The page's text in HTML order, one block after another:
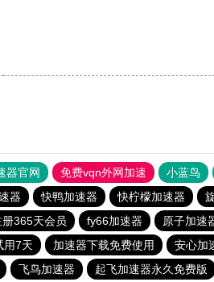
器官网 免费vqn外网加速 小蓝鸟
器 快鸭加速器 快柠檬加速器
365天会员 fy66加速器 原子加速
用7天 加速器下载免费使用 安心加
飞鸟加速器 起飞加速器永久免费版